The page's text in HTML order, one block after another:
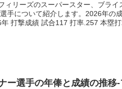
ィリーズのスーパースター、ブライ
選手について紹介します。2026年の
打撃成績 試合117 打率.257 本塁
ー選手の年俸と成績の推移